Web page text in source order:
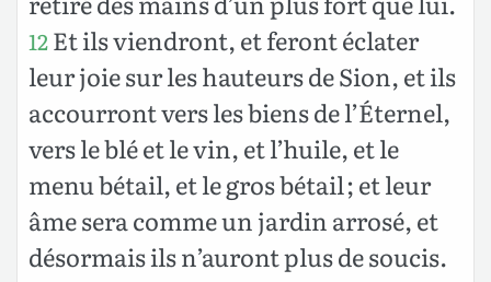
12Et ils viendront, et feront éclater
leur joie sur les hauteurs de Sion, et ils
accourront vers les biens de l’Éternel,
vers le blé et le vin, et l’huile, et le
menu bétail, et le gros bétail ; et leur
âme sera comme un jardin arrosé, et
désormais ils n’auront plus de soucis.